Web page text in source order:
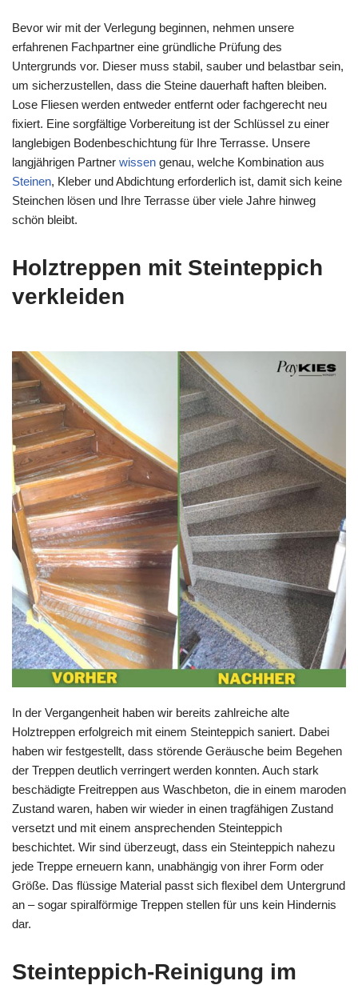
Bevor wir mit der Verlegung beginnen, nehmen unsere
erfahrenen Fachpartner eine gründliche Prüfung des
Untergrunds vor. Dieser muss stabil, sauber und belastbar sein,
um sicherzustellen, dass die Steine dauerhaft haften bleiben.
Lose Fliesen werden entweder entfernt oder fachgerecht neu
fixiert. Eine sorgfältige Vorbereitung ist der Schlüssel zu einer
langlebigen Bodenbeschichtung für Ihre Terrasse. Unsere
langjährigen Partner wissen genau, welche Kombination aus
Steinen, Kleber und Abdichtung erforderlich ist, damit sich keine
Steinchen lösen und Ihre Terrasse über viele Jahre hinweg
schön bleibt.
Holztreppen mit Steinteppich
verkleiden
In der Vergangenheit haben wir bereits zahlreiche alte
Holztreppen erfolgreich mit einem Steinteppich saniert. Dabei
haben wir festgestellt, dass störende Geräusche beim Begehen
der Treppen deutlich verringert werden konnten. Auch stark
beschädigte Freitreppen aus Waschbeton, die in einem maroden
Zustand waren, haben wir wieder in einen tragfähigen Zustand
versetzt und mit einem ansprechenden Steinteppich
beschichtet. Wir sind überzeugt, dass ein Steinteppich nahezu
jede Treppe erneuern kann, unabhängig von ihrer Form oder
Größe. Das flüssige Material passt sich flexibel dem Untergrund
an – sogar spiralförmige Treppen stellen für uns kein Hindernis
dar.
Steinteppich-Reinigung im